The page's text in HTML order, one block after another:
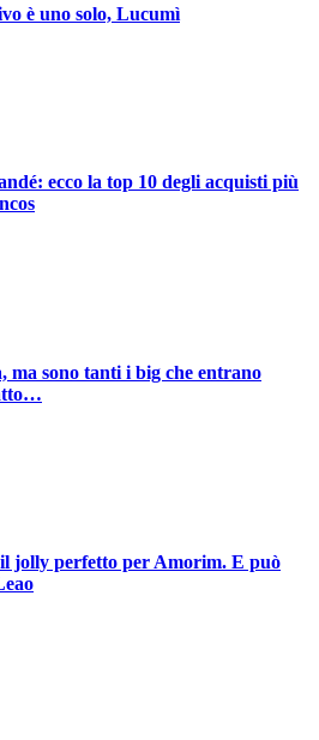
è uno solo, Lucumì
ecco la top 10 degli acquisti più
ma sono tanti i big che entrano
jolly perfetto per Amorim. E può